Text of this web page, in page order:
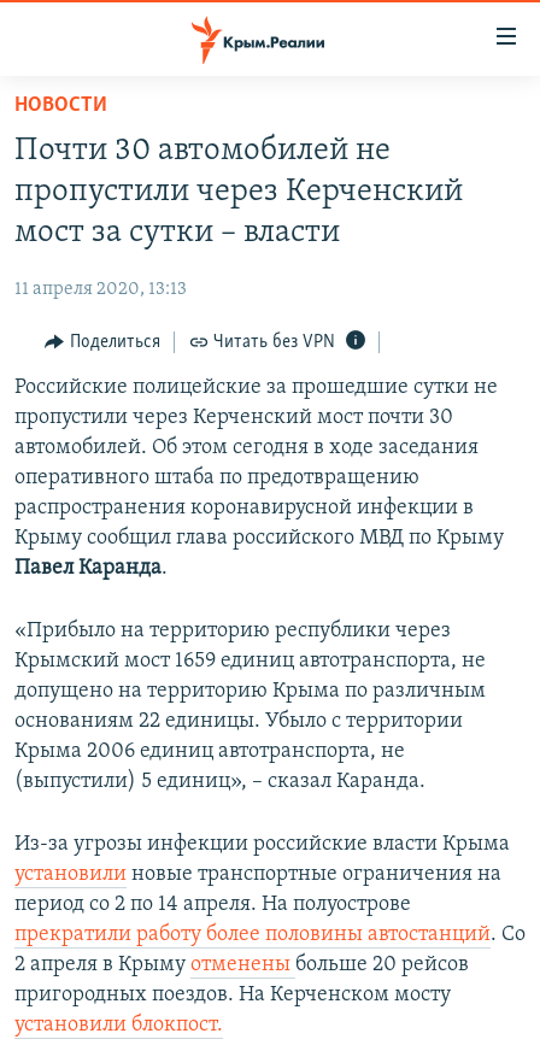
Вернуться
основному
содержанию
Вернутся
главной
навигации
Вернутся
поиску
11 ЛЕТ ОККУПАЦИИ КРЫМА. 11 ИСТОРИЙ СОПРОТИВЛЕНИЯ
ВОДА
ЕЩЕ
ИНТЕРАКТИВ
ИНФОГРАФИКА
ТЕЛЕПРОЕКТ КРЫМ.РЕАЛИИ
СОВЕТЫ ПРАВОЗАЩИТНИКОВ
ПРОПАВШИЕ БЕЗ ВЕСТИ
ПОБЕДИТЕЛЕЙ НЕ СУДЯТ?
УКРАИНСКАЯ ПРОБЛЕМА КРЫМА
РАДІО СВОБОДА
КАК ОБОЙТИ БЛОКИРОВКУ
Українською
Qırımtatar
ПРИСОЕДИНЯЙТЕСЬ!
Все сайты RFE/RL
НОВОСТИ
Почти 30 автомобилей не
пропустили через Керченский
мост за сутки – власти
11 апреля 2020, 13:13
Поделиться Читать без VPN
Российские полицейские за прошедшие сутки не
пропустили через Керченский мост почти 30
автомобилей. Об этом сегодня в ходе заседания
оперативного штаба по предотвращению
распространения коронавирусной инфекции в
Крыму сообщил глава российского МВД по Крыму
Павел Каранда.
«Прибыло на территорию республики через
Крымский мост 1659 единиц автотранспорта, не
допущено на территорию Крыма по различным
основаниям 22 единицы. Убыло с территории
Крыма 2006 единиц автотранспорта, не
(выпустили) 5 единиц», – сказал Каранда.
Из-за угрозы инфекции российские власти Крыма
установили новые транспортные ограничения на
период со 2 по 14 апреля. На полуострове
прекратили работу более половины автостанций. Со
2 апреля в Крыму отменены больше 20 рейсов
пригородных поездов. На Керченском мосту
установили блокпост.